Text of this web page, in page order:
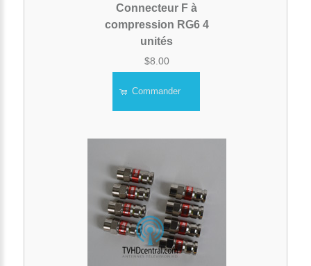
Connecteur F à
compression RG6 4
unités
$8.00
Commander